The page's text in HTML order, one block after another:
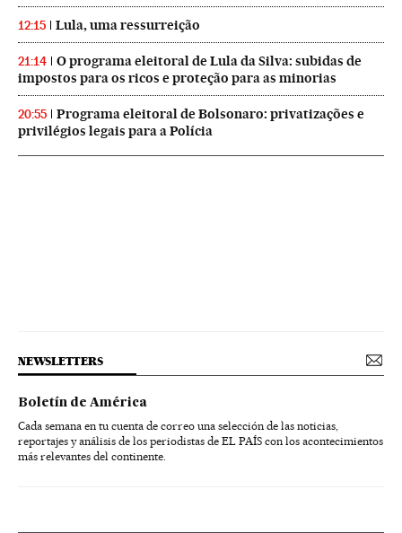
12:15 Lula, uma ressurreição
21:14
O programa eleitoral de Lula da Silva: subidas de
impostos para os ricos e proteção para as minorias
20:55
Programa eleitoral de Bolsonaro: privatizações e
privilégios legais para a Polícia
NEWSLETTERS
Boletín de América
Cada semana en tu cuenta de correo una selección de las noticias,
reportajes y análisis de los periodistas de EL PAÍS con los acontecimientos
más relevantes del continente.